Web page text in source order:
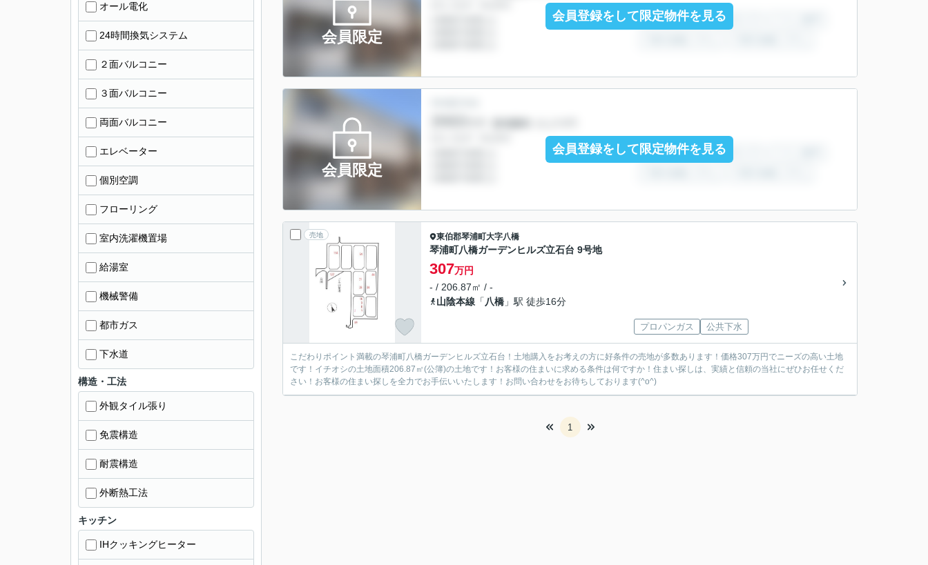
会員限定
会員登録をして限定物件を見る
会員限定
会員登録をして限定物件を見る
売地 東伯郡琴浦町大字八橋
琴浦町八橋ガーデンヒルズ立石台 9号地
307万円
- / 206.87㎡ / -
山陰本線 「 八橋 」駅 徒歩16分
プロパンガス 公共下水
こだわりポイント満載の琴浦町八橋ガーデンヒルズ立石台！土地購入をお考えの方に好条件の売地が多数あります！価格307万円でニーズの高い土地
です！イチオシの土地面積206.87㎡(公簿)の土地です！お客様の住まいに求める条件は何ですか！住まい探しは、実績と信頼の当社にぜひお任せくだ
さい！お客様の住まい探しを全力でお手伝いいたします！お問い合わせをお待ちしております(^o^)
1
オール電化
24時間換気システム
２面バルコニー
３面バルコニー
両面バルコニー
エレベーター
個別空調
フローリング
室内洗濯機置場
給湯室
機械警備
都市ガス
下水道
構造・工法
外観タイル張り
免震構造
耐震構造
外断熱工法
キッチン
IHクッキングヒーター